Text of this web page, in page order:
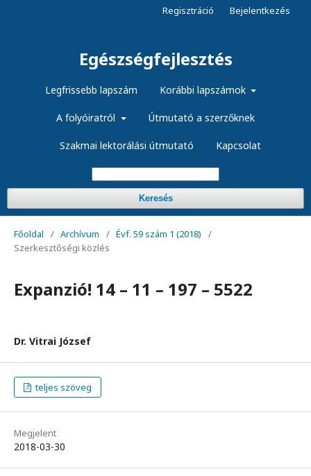
Egészségfejlesztés
Legfrissebb lapszám Korábbi lapszámok
A folyóiratról Útmutató a szerzőknek
Szakmai lektorálási útmutató Kapcsolat
Keresés
Regisztráció Bejelentkezés
Főoldal / Archívum / Évf. 59 szám 1 (2018)
/
Szerkesztőségi közlés
Expanzió! 14 – 11 – 197 – 5522
Dr. Vitrai József
teljes szöveg
Megjelent
2018-03-30